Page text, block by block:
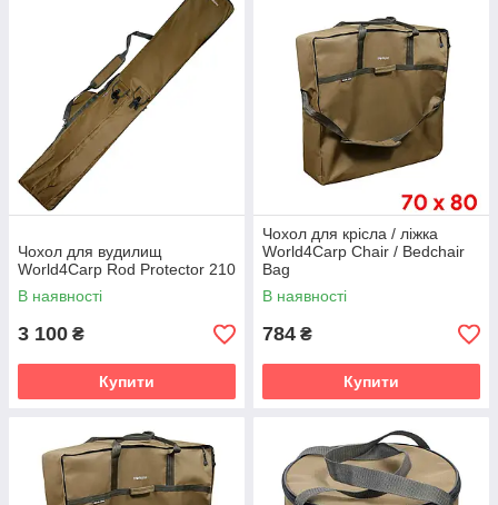
Чохол для вудилищ
World4Carp Rod Protector 210
В наявності
3 100 ₴
Купити
Чохол для крісла / ліжка
World4Carp Chair / Bedchair
Bag
В наявності
784 ₴
Купити